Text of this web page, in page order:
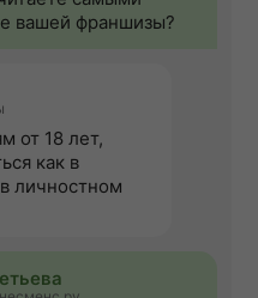
вашей франшизы?
от 18 лет,
как в
личностном